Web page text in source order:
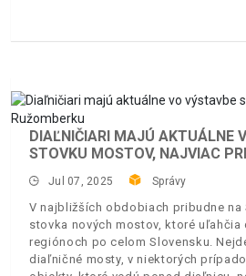
DIAĽNIČIARI MAJÚ AKTUÁLNE
STOVKU MOSTOV, NAJVIAC
Jul 07, 2025 Správy
V najbližších obdobiach pribudne na
stovka nových mostov, ktoré uľahčia
regiónoch po celom Slovensku.
diaľničné mosty, v niektorých